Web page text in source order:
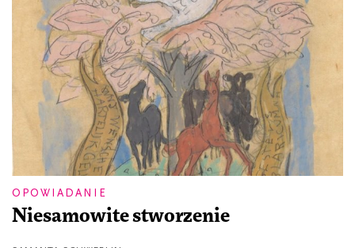
OPOWIADANIE
Niesamowite stworzenie